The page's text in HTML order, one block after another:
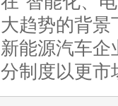
大趋势的背景
新能源汽车企
分制度以更市